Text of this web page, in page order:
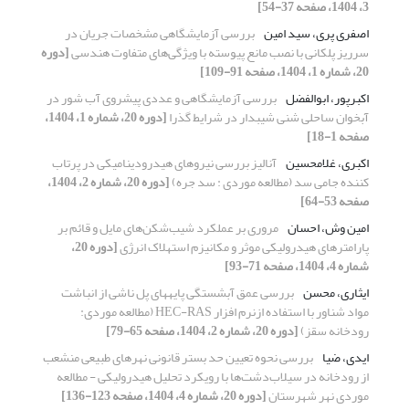
3، 1404، صفحه 37-54]
اصفری پری، سید امین بررسی آزمایشگاهی مشخصات جریان در
سرریز پلکانی با نصب مانع پیوسته با ویژگی‌های متفاوت هندسی[دوره
20، شماره 1، 1404، صفحه 91-109]
اکبرپور، ابوالفضل بررسی آزمایشگاهی و عددی پیشروی آب شور در
آبخوان ساحلی شنی شیبدار در شرایط گذرا [دوره 20، شماره 1، 1404،
صفحه 1-18]
اکبری، غلامحسین آنالیز بررسی نیروهای هیدرودینامیکی در پرتاب
کننده جامی سد (مطالعه موردی : سد جره) [دوره 20، شماره 2، 1404،
صفحه 53-64]
امین وش، احسان مروری بر عملکرد شیب‌شکن‌های مایل و قائم بر
پارامترهای هیدرولیکی موثر و مکانیزم استهلاک انرژی [دوره 20،
شماره 4، 1404، صفحه 71-93]
ایثاری، محسن بررسی عمق آبشستگی پایه‏های پل ناشی از انباشت
مواد شناور با استفاده ازنرم افزار HEC-RAS (مطالعه موردی:
رودخانه سقز)[دوره 20، شماره 2، 1404، صفحه 65-79]
ایدی، ضیا بررسی نحوه تعیین حد بستر قانونی نهرهای طبیعی منشعب
از رودخانه در سیلاب‌دشت‌ها با رویکرد تحلیل هیدرولیکی - مطالعه
موردی نهر شهرستان[دوره 20، شماره 4، 1404، صفحه 123-136]